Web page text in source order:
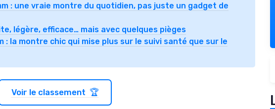
: une vraie montre du quotidien, pas juste un gadget de
légère, efficace… mais avec quelques pièges
: la montre chic qui mise plus sur le suivi santé que sur le
Voir le classement 🏆